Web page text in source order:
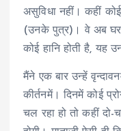
असुविधा नहीं। कहीं
(उनके पुत्र)। वे अब घर
कोई हानि होती है,
मैंने एक बार उन्हें
कीर्तनमें। दिनमें कोई
चल रहा हो तो कहीं दो-